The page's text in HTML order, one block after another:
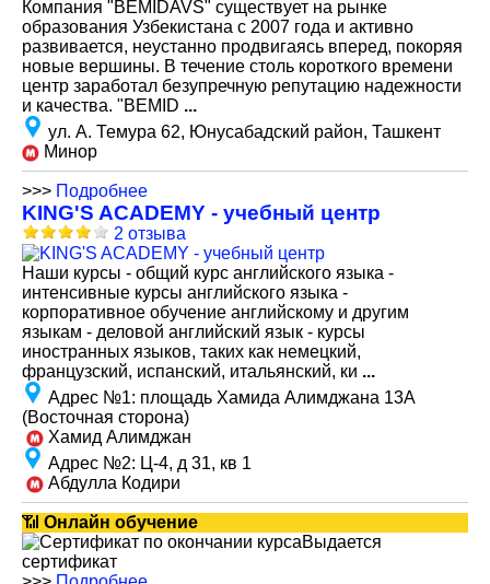
Компания "BEMIDAVS" существует на рынке
образования Узбекистана c 2007 года и активно
развивается, неустанно продвигаясь вперед, покоряя
новые вершины. В течение столь короткого времени
центр заработал безупречную репутацию надежности
и качества. "BEMID ...
ул. А. Темура 62, Юнусабадский район, Ташкент
Минор
>>> Подробнее
KING'S ACADEMY - учебный центр
2 отзыва
Наши курсы - общий курс английского языка -
интенсивные курсы английского языка -
корпоративное обучение английскому и другим
языкам - деловой английский язык - курсы
иностранных языков, таких как немецкий,
французский, испанский, итальянский, ки ...
Адрес №1: площадь Хамида Алимджана 13А
(Восточная сторона)
Хамид Алимджан
Адрес №2: Ц-4, д 31, кв 1
Абдулла Кодири
📶 Онлайн обучение
Выдается
сертификат